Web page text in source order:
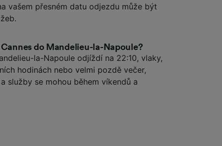
vašem přesném datu odjezdu může být
do Mandelieu-la-Napoule?
la-Napoule odjíždí na 22:10, vlaky,
hodinách nebo velmi pozdě večer,
služby se mohou během víkendů a